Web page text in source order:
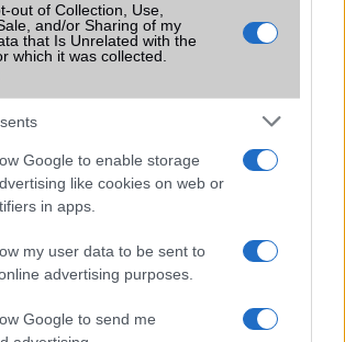
out of Collection, Use,
and/or Sharing of my
that Is Unrelated with the
which it was collected.
Google to enable storage
like cookies on web or
in apps.
my user data to be sent to
advertising purposes.
Google to send me
Samsung Galaxy készülék kimarad a One
dátum - ekkor rántja le a leplet az
automatizmusai: hat funkció, amely
meg a mindennapokat
funkció teljesen megváltoztatja a
– sokan mégsem tudnak róla